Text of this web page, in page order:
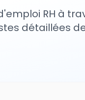
RH à
détaillées